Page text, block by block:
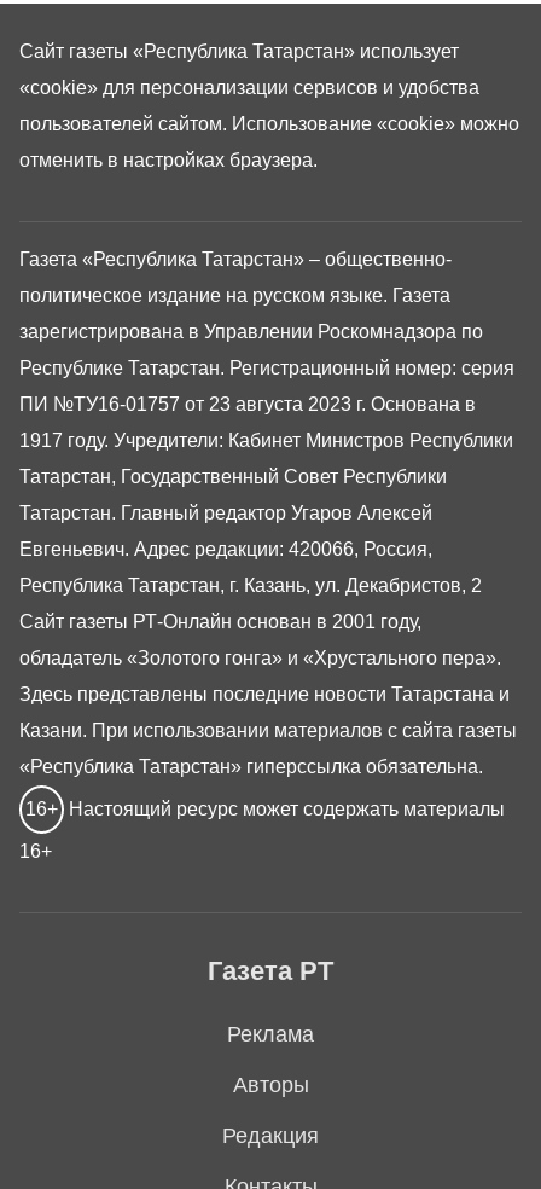
Газета РТ
Реклама
Авторы
Редакция
Газета «Республика Татарстан» – общественно-
политическое издание на русском языке. Газета
зарегистрирована в Управлении Роскомнадзора по
Республике Татарстан. Регистрационный номер: серия
ПИ №ТУ16-01757 от 23 августа 2023 г. Основана в
1917 году. Учредители: Кабинет Министров Республики
Татарстан, Государственный Совет Республики
Татарстан. Главный редактор Угаров Алексей
Евгеньевич. Адрес редакции: 420066, Россия,
Республика Татарстан, г. Казань, ул. Декабристов, 2
Сайт газеты РТ-Онлайн основан в 2001 году,
обладатель «Золотого гонга» и «Хрустального пера».
Здесь представлены последние новости Татарстана и
Казани. При использовании материалов с сайта газеты
«Республика Татарстан» гиперссылка обязательна.
16+ Настоящий ресурс может содержать материалы
16+
Сайт газеты «Республика Татарстан» использует
«cookie» для персонализации сервисов и удобства
пользователей сайтом. Использование «cookie» можно
отменить в настройках браузера.